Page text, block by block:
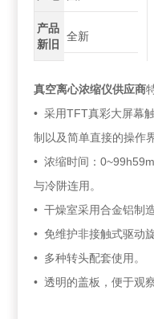
产品
新旧
全新
真空离心浓缩仪供应商
• 采用TFT真彩大屏幕
制以及简单直接的操作
• 浓缩时间：
与冷阱连用。
• 干燥室采用合金铝制
• 免维护非接触式驱动
• 多种转头配套使用。
• 透明的盖板，便于观